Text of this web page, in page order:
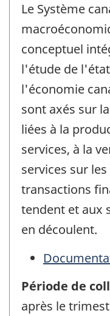
Le Système
conceptuel
l'étude de
l'économie
sont axés sur
liées à la
services, à la
services sur
transactions
tendent et aux
en découlent.
Période de
après le